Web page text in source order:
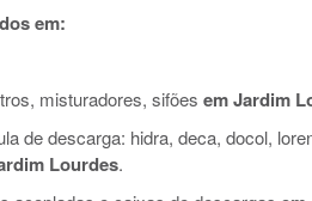
em:
misturadores, sifões em Jardim
de descarga: hidra, deca, docol,
Lourdes.